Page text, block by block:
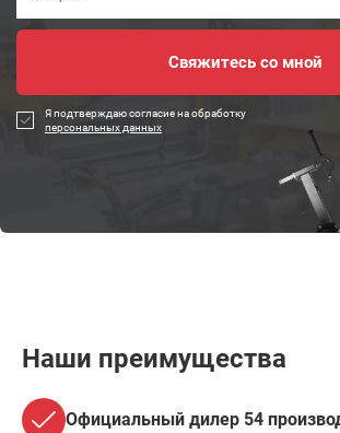
Я подтверждаю согласие на обработку
персональных данных
Наши преимущества
Официальный дилер 54